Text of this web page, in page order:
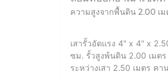
ความสูงจากพื้นดิน 2.00 เม
เสารั้วอัดแรง 4" x 4" x
ซม. รั้วสูงพ้นดิน 2.00 เมตร
ระหว่างเสา 2.50 เมตร ค